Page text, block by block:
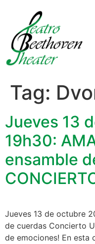
Tag:
Jueves 13
19h30:
ensamble
Jueves 13 de octubre
de cuerdas Concierto
de emociones! En esta